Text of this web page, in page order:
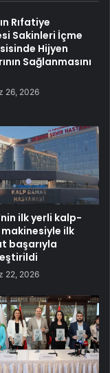
Rıfatiye
Sakinleri İçme
Hijyen
Sağlanmasını
26, 2026
ilk yerli kalp-
ilk
başarıyla
22, 2026